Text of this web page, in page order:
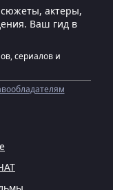
актеры,
Ваш гид в
сериалов и